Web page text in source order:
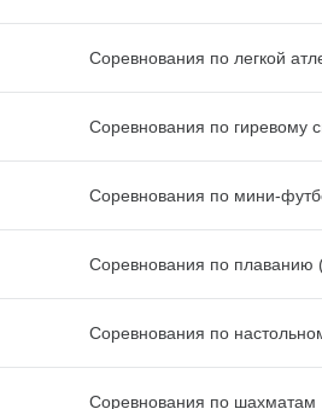
Соревнования по легкой
Соревнования по гиревому
Соревнования по мини-
Соревнования по плаванию
Соревнования по
Соревнования по шахматам